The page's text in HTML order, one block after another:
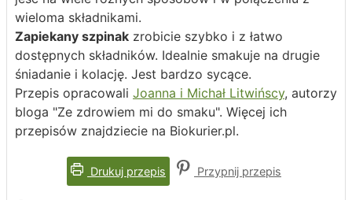
wieloma składnikami.
Zapiekany szpinak zrobicie szybko i z łatwo
dostępnych składników. Idealnie smakuje na drugie
śniadanie i kolację. Jest bardzo sycące.
Przepis opracowali Joanna i Michał Litwińscy, autorzy
bloga "Ze zdrowiem mi do smaku". Więcej ich
przepisów znajdziecie na Biokurier.pl.
Drukuj przepis Przypnij przepis